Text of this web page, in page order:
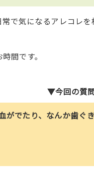
で気になるアレコレ
間です。
▼今回の質
がでたり、なんか歯ぐ